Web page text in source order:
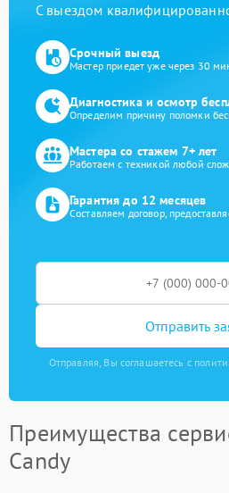
С выездом
Срочный выезд
Мастер приедет уже через 30
Диагностика и осмотр
Определим причину поломки
Мастера со стажем 7+ лет
Работаем с техникой любой
Гарантия до 12 месяцев
Составляем договор,
Отправить
Отправляя, Вы соглашаетесь с
Преимущества
Candy